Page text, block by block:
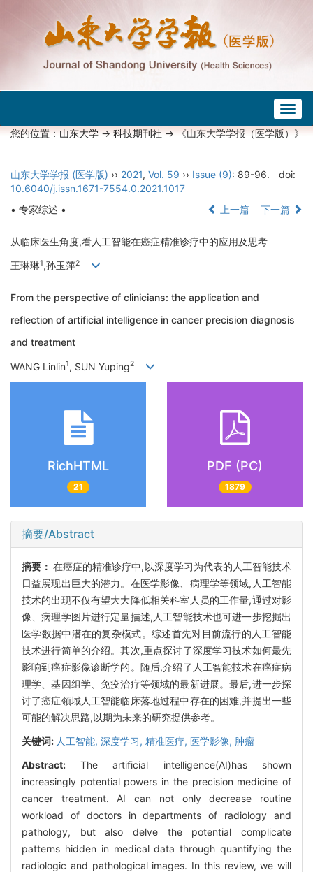
您的位置：山东大学->科技期刊社-> 《山东大学学报（医学版）》
山东大学学报 (医学版) ›› 2021, Vol. 59 ›› Issue (9): 89-96.
doi:
10.6040/j.issn.1671-7554.0.2021.1017
• 专家综述 •
上一篇 下一篇
从临床医生角度,看人工智能在癌症精准诊疗中的应用及思考
王琳琳1,孙玉萍2
From the perspective of clinicians: the application and
reflection of artificial intelligence in cancer precision diagnosis
and treatment
WANG Linlin1, SUN Yuping2
RichHTML
21
PDF (PC)
1879
摘要/Abstract
摘要：在癌症的精准诊疗中,以深度学习为代表的人工智能技术
日益展现出巨大的潜力。在医学影像、病理学等领域,人工智能
技术的出现不仅有望大大降低相关科室人员的工作量,通过对影
像、病理学图片进行定量描述,人工智能技术也可进一步挖掘出
医学数据中潜在的复杂模式。综述首先对目前流行的人工智能
技术进行简单的介绍。其次,重点探讨了深度学习技术如何最先
影响到癌症影像诊断学的。随后,介绍了人工智能技术在癌症病
理学、基因组学、免疫治疗等领域的最新进展。最后,进一步探
讨了癌症领域人工智能临床落地过程中存在的困难,并提出一些
可能的解决思路,以期为未来的研究提供参考。
关键词: 人工智能, 深度学习, 精准医疗, 医学影像, 肿瘤
Abstract: The artificial intelligence(AI)has shown
increasingly potential powers in the precision medicine of
cancer treatment. AI can not only decrease routine
workload of doctors in departments of radiology and
pathology, but also delve the potential complicate
patterns hidden in medical data through quantifying the
radiologic and pathological images. In this review, we will